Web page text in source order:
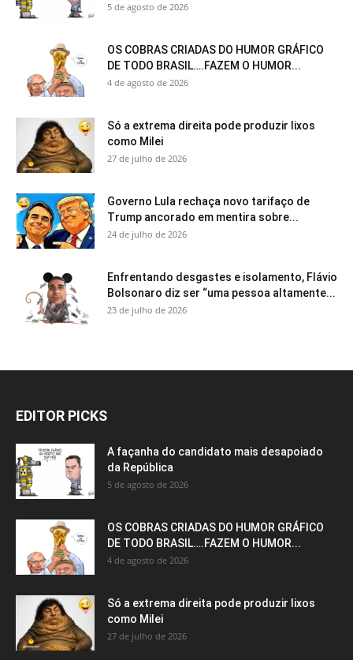
5 de agosto de 2026
OS COBRAS CRIADAS DO HUMOR GRÁFICO
DE TODO BRASIL….FAZEM O HUMOR...
4 de agosto de 2026
Só a extrema direita pode produzir lixos
como Milei
27 de julho de 2026
Governo Lula rechaça novo tarifaço de
Trump ancorado em mentira sobre...
24 de julho de 2026
Enfrentando desgastes e isolamento, Flávio
Bolsonaro diz ser “uma pessoa altamente...
23 de julho de 2026
EDITOR PICKS
A façanha do candidato mais desapoiado
da República
5 de agosto de 2026
OS COBRAS CRIADAS DO HUMOR GRÁFICO
DE TODO BRASIL….FAZEM O HUMOR...
4 de agosto de 2026
Só a extrema direita pode produzir lixos
como Milei
27 de julho de 2026